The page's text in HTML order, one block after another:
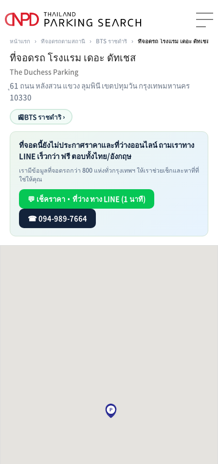
หน้าแรก › ที่จอดรถตามสถานี › BTS ราชดำริ › ที่จอดรถ โรงแรม เดอะ ดัทเชส
ที่จอดรถ โรงแรม เดอะ ดัทเชส
The Duchess Parking
ุ61 ถนน หลังสวน แขวง ลุมพินี เขตปทุมวัน กรุงเทพมหานคร
10330
🚉BTS ราชดำริ ›
ที่จอดนี้ยังไม่ประกาศราคาและที่ว่างออนไลน์ ถามเราทาง
LINE เร็วกว่า ฟรี ตอบทั้งไทย/อังกฤษ
เรามีข้อมูลที่จอดรถกว่า 800 แห่งทั่วกรุงเทพฯ ให้เราช่วยเช็กและหาที่ที่
ใช่ให้คุณ
💬 เช็คราคา・ที่ว่าง ทาง LINE (1 นาที)
☎ 094-989-7664